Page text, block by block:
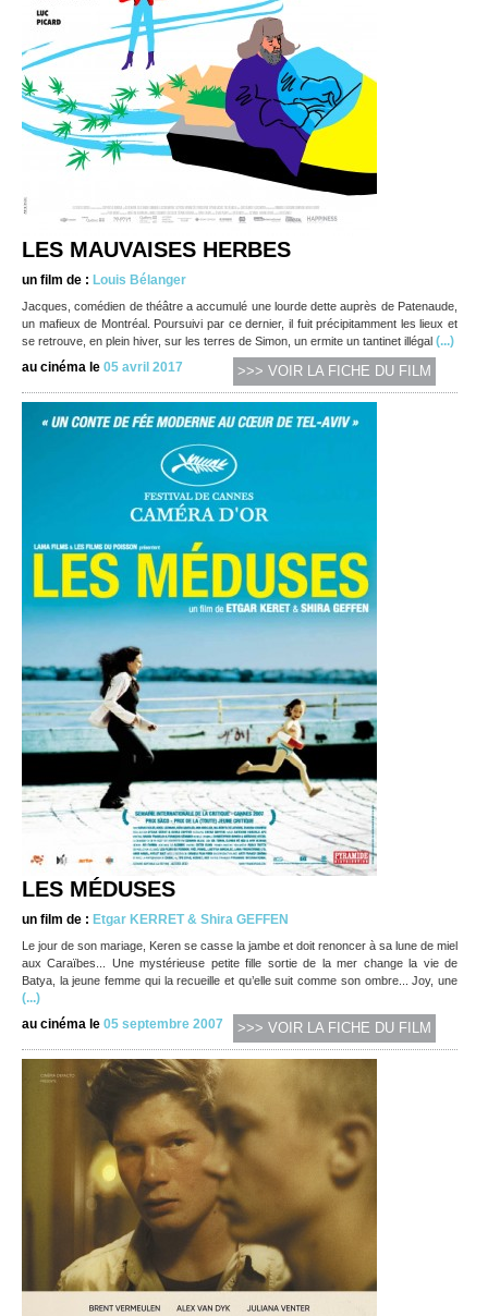
LES MAUVAISES HERBES
un film de : Louis Bélanger
Jacques, comédien de théâtre a accumulé une lourde dette auprès de Patenaude,
un mafieux de Montréal. Poursuivi par ce dernier, il fuit précipitamment les lieux et
se retrouve, en plein hiver, sur les terres de Simon, un ermite un tantinet illégal (...)
au cinéma le 05 avril 2017 >>> VOIR LA FICHE DU FILM
LES MÉDUSES
un film de : Etgar KERRET & Shira GEFFEN
Le jour de son mariage, Keren se casse la jambe et doit renoncer à sa lune de miel
aux Caraïbes... Une mystérieuse petite fille sortie de la mer change la vie de
Batya, la jeune femme qui la recueille et qu’elle suit comme son ombre... Joy, une
(...)
au cinéma le 05 septembre 2007 >>> VOIR LA FICHE DU FILM